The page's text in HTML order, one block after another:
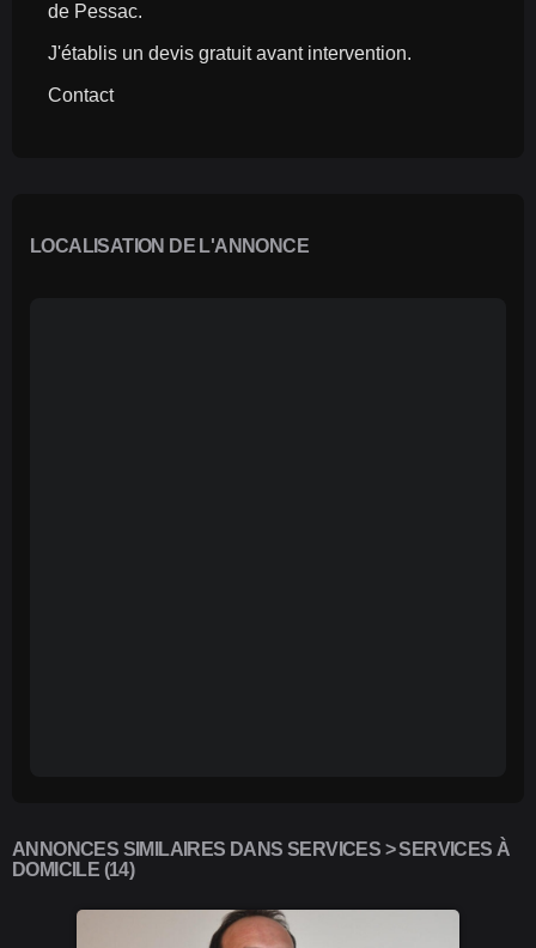
de Pessac.
J'établis un devis gratuit avant intervention.
Contact
LOCALISATION DE L'ANNONCE
ANNONCES SIMILAIRES DANS SERVICES > SERVICES À
DOMICILE (14)